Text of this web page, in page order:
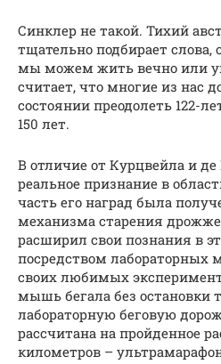
Синклер не такой. Тихий
тщательно подбирает слова,
мы можем жить вечно или
считает, что многие из нас
состоянии преодолеть 122-
150 лет.
В отличие от Курцвейла и
реальное признание в
часть его наград была
механизма старения
расширил свои познания в
посредством лабораторных
своих любимых
мышь бегала без остановки
лабораторную беговую
рассчитана на пройденное
километров –